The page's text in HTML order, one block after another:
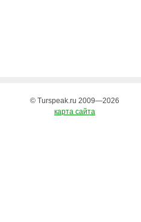
© Turspeak.ru 2009—2026
карта сайта